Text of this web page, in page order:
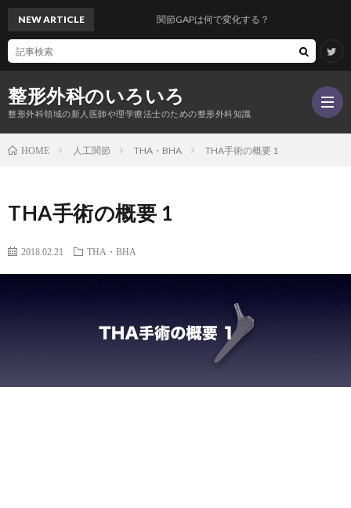
整形外科のいろいろ
整形外科領域の新人医師や理学療法士のための整形外科知識
あ
NEW ARTICLE 関節GAPは何で変化する？
HOME 人工関節 THA・BHA THA手術の概要 1
THA手術の概要 1
2018.02.21 THA・BHA